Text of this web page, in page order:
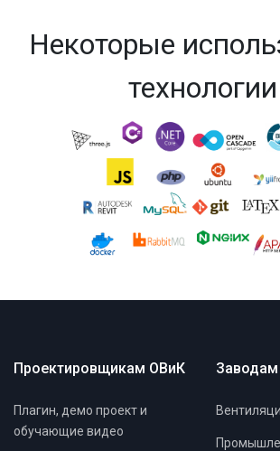
Некоторые
технологии
Проектировщикам ОВиК
Плагин, демо проект и
обучающие видео